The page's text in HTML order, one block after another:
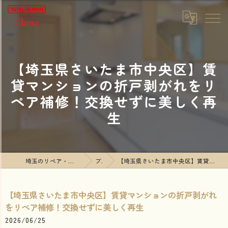
【埼玉県さいたま市中央区】賃
貸マンションの折戸剥がれをリ
ペア補修！交換せずに美しく再
生
埼玉のリペア・リフォームならTOTALREPAIR Glanz ブログ 【埼玉県さいたま市中央区】賃貸マンションの折戸剥がれをリペア補修！交換せずに美しく再生
【埼玉県さいたま市中央区】賃貸マンションの折戸剥がれ
をリペア補修！交換せずに美しく再生
2026/06/25